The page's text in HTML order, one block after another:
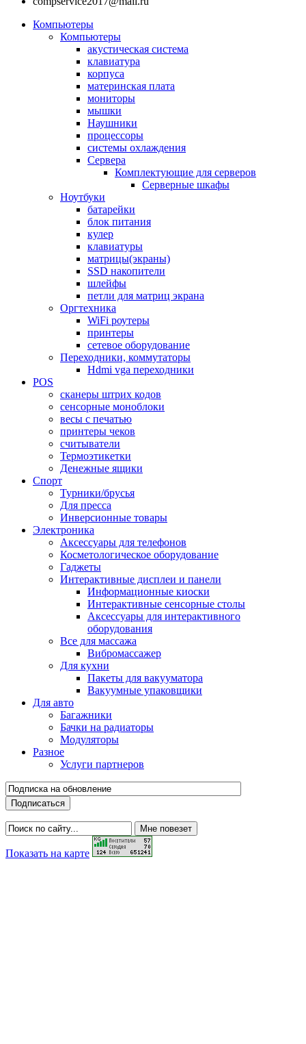
Компьютеры
Компьютеры
акустическая система
клавиатура
корпуса
материнская плата
мониторы
мышки
Наушники
процессоры
системы охлаждения
Сервера
Комплектующие для серверов
Серверные шкафы
Ноутбуки
батарейки
блок питания
кулер
клавиатуры
матрицы(экраны)
SSD накопители
шлейфы
петли для матриц экрана
Оргтехника
WiFi роутеры
принтеры
сетевое оборудование
Переходники, коммутаторы
Hdmi vga переходники
POS
сканеры штрих кодов
сенсорные моноблоки
весы с печатью
принтеры чеков
считыватели
Термоэтикетки
Денежные ящики
Спорт
Турники/брусья
Для пресса
Инверсионные товары
Электроника
Аксессуары для телефонов
Косметологическое оборудование
Гаджеты
Интерактивные дисплеи и панели
Информационные киоски
Интерактивные сенсорные столы
Аксессуары для интерактивного
оборудования
Все для массажа
Вибромассажер
Для кухни
Пакеты для вакууматора
Вакуумные упаковщики
Для авто
Багажники
Бачки на радиаторы
Модуляторы
Разное
Услуги партнеров
Показать на карте